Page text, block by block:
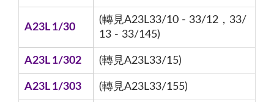
A23L 1/30
(轉見A23L33/10 - 33/12，33/
13 - 33/145)
A23L 1/302 (轉見A23L33/15)
A23L 1/303 (轉見A23L33/155)